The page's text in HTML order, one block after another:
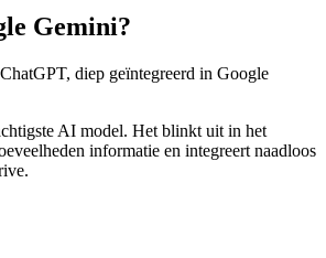
Gemini?
diep geïntegreerd in Google
AI model. Het blinkt uit in het
informatie en integreert naadloos